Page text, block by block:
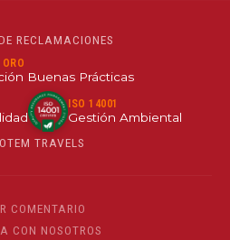
RECLAMACIONES
Buenas Prácticas
ISO 14001
Gestión Ambiental
TRAVELS
COMENTARIO
CON NOSOTROS